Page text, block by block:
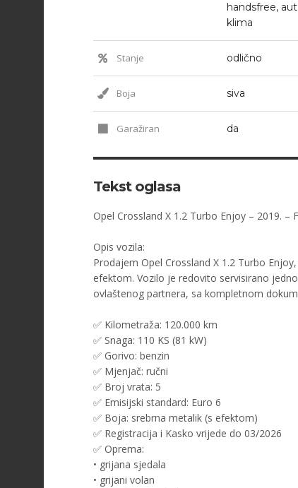
handsfree,
klima
Stanje odlično
Boja siva
Garažiran da
Tekst oglasa
Opel Crossland X 1.2 Turbo Enjoy – 2019. –
Opis vozila:
Prodajem Opel Crossland X 1.2 Turbo
efektom. Vozilo je redovito servisirano
ovlaštenog partnera, sa kompletnom
✅ Kilometraža: 120.000 km
✅ Snaga: 110 KS (81 kW)
✅ Gorivo: benzin
✅ Mjenjač: ručni
✅ Broj vrata: 5
✅ Emisijski standard: Euro 6
✅ Boja: srebrna metalik (s efektom)
✅ Registracija i Kasko vrijede do 03/2026
✅ Oprema:
• grijana sjedala
• grijani volan